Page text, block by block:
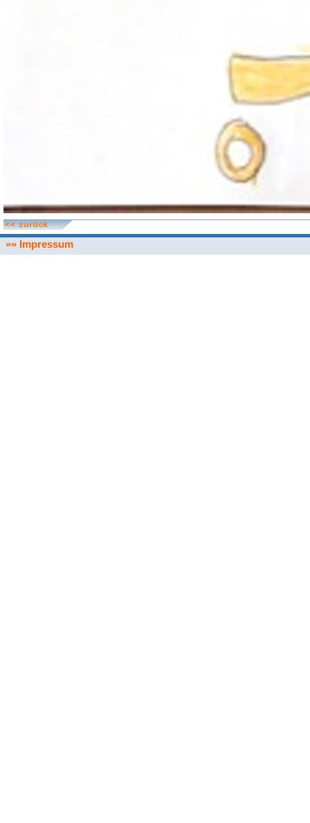
»» Impressum